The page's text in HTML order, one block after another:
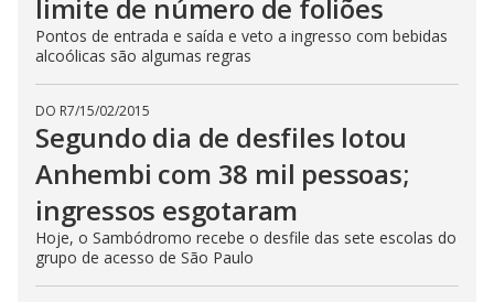
limite de número de foliões
Pontos de entrada e saída e veto a ingresso com bebidas
alcoólicas são algumas regras
DO R7/15/02/2015
Segundo dia de desfiles lotou
Anhembi com 38 mil pessoas;
ingressos esgotaram
Hoje, o Sambódromo recebe o desfile das sete escolas do
grupo de acesso de São Paulo